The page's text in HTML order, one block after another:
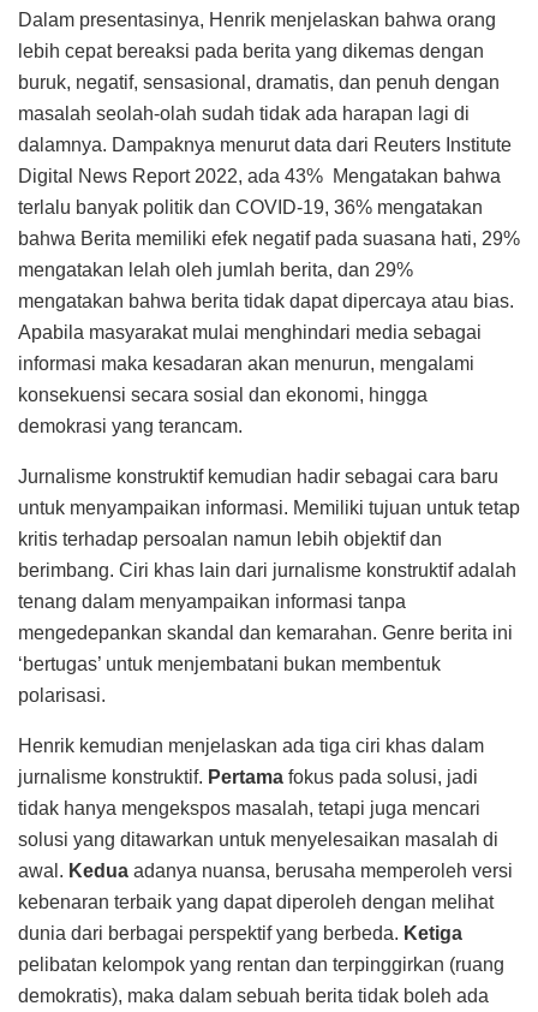
Dalam presentasinya, Henrik menjelaskan bahwa orang
lebih cepat bereaksi pada berita yang dikemas dengan
buruk, negatif, sensasional, dramatis, dan penuh dengan
masalah seolah-olah sudah tidak ada harapan lagi di
dalamnya. Dampaknya menurut data dari Reuters Institute
Digital News Report 2022, ada 43% Mengatakan bahwa
terlalu banyak politik dan COVID-19, 36% mengatakan
bahwa Berita memiliki efek negatif pada suasana hati, 29%
mengatakan lelah oleh jumlah berita, dan 29%
mengatakan bahwa berita tidak dapat dipercaya atau bias.
Apabila masyarakat mulai menghindari media sebagai
informasi maka kesadaran akan menurun, mengalami
konsekuensi secara sosial dan ekonomi, hingga
demokrasi yang terancam.
Jurnalisme konstruktif kemudian hadir sebagai cara baru
untuk menyampaikan informasi. Memiliki tujuan untuk tetap
kritis terhadap persoalan namun lebih objektif dan
berimbang. Ciri khas lain dari jurnalisme konstruktif adalah
tenang dalam menyampaikan informasi tanpa
mengedepankan skandal dan kemarahan. Genre berita ini
‘bertugas’ untuk menjembatani bukan membentuk
polarisasi.
Henrik kemudian menjelaskan ada tiga ciri khas dalam
jurnalisme konstruktif. Pertama fokus pada solusi, jadi
tidak hanya mengekspos masalah, tetapi juga mencari
solusi yang ditawarkan untuk menyelesaikan masalah di
awal. Kedua adanya nuansa, berusaha memperoleh versi
kebenaran terbaik yang dapat diperoleh dengan melihat
dunia dari berbagai perspektif yang berbeda. Ketiga
pelibatan kelompok yang rentan dan terpinggirkan (ruang
demokratis), maka dalam sebuah berita tidak boleh ada